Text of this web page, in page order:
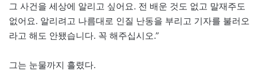
그 사건을 세상에 알리고 싶어요. 전 배운 것도 없고 말재주도
없어요. 알리려고 나름대로 인질 난동을 부리고 기자를 불러오
라고 해도 안됐습니다. 꼭 해주십시오.”
그는 눈물까지 흘렸다.